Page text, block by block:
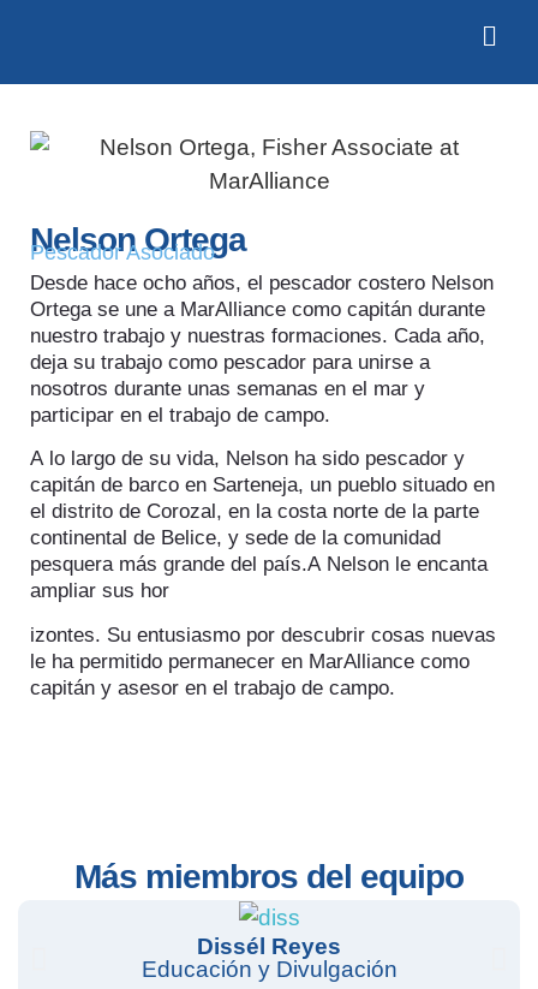
Nelson Ortega
Pescador Asociado
Desde hace ocho años, el pescador costero Nelson
Ortega se une a MarAlliance como capitán durante
nuestro trabajo y nuestras formaciones. Cada año,
deja su trabajo como pescador para unirse a
nosotros durante unas semanas en el mar y
participar en el trabajo de campo.
A lo largo de su vida, Nelson ha sido pescador y
capitán de barco en Sarteneja, un pueblo situado en
el distrito de Corozal, en la costa norte de la parte
continental de Belice, y sede de la comunidad
pesquera más grande del país.A Nelson le encanta
ampliar sus hor
izontes. Su entusiasmo por descubrir cosas nuevas
le ha permitido permanecer en MarAlliance como
capitán y asesor en el trabajo de campo.
Más miembros del equipo
Dissél Reyes
Educación y Divulgación